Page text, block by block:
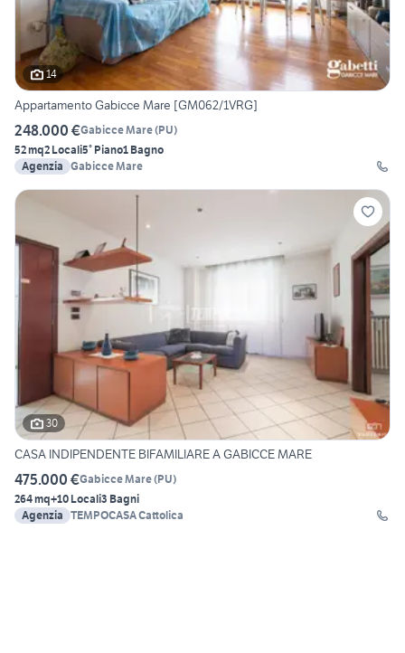
14
Appartamento Gabicce Mare [GM062/1VRG]
248.000 €Gabicce Mare(PU)
52 mq2 Locali5° Piano1 Bagno
Agenzia Gabicce Mare
30
CASA INDIPENDENTE BIFAMILIARE A GABICCE MARE
475.000 €Gabicce Mare(PU)
264 mq+10 Locali3 Bagni
Agenzia TEMPOCASA Cattolica